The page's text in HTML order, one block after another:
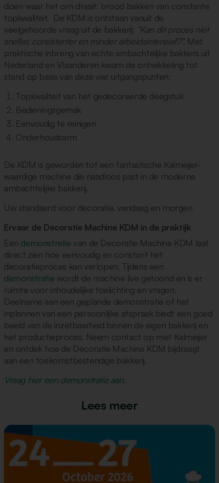
doen waar het om draait: brood bakken van constante
topkwaliteit. De KDM is ontstaan vanuit de
veelgehoorde vraag uit de bakkerij: “Kan dit proces niet
sneller, consistenter en minder arbeidsintensief?”. Met
praktische inbreng van echte ambachtelijke bakkers uit
Nederland en Vlaanderen kwam de ontwikkeling tot
stand op basis van deze vier uitgangspunten:
Topkwaliteit van het gedecoreerde deegstuk
Bedieningsgemak
Eenvoudig te reinigen
Onderhoudsarm
De KDM is geworden tot een fantastische Kalmeijer-
waardige machine die naadloos past in de moderne
ambachtelijke bakkerij.
Uw standaard voor decoratie, vandaag en morgen
Ervaar de Decoratie Machine KDM in de praktijk
Een demonstratie van de Decoratie Machine KDM laat
direct zien hoe eenvoudig en constant het
decoratieproces kan verlopen. Tijdens een
demonstratie wordt de machine live getoond en is er
ruimte voor inhoudelijke toelichting en vragen.
Deelname aan een geplande demonstratie of het
inplannen van een persoonlijke afspraak biedt een goed
beeld van de inzetbaarheid binnen de eigen bakkerij en
het productieproces. Neem contact op met Kalmeijer
en ontdek hoe de Decoratie Machine KDM bijdraagt
aan een toekomstbestendige bakkerij.
Vraag hier een demonstratie aan.
Lees meer